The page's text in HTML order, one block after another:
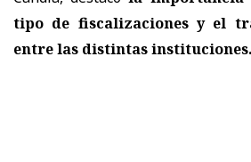
tipo de fiscalizaciones y el
entre las distintas instituciones.